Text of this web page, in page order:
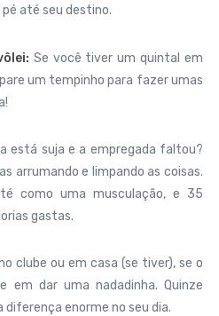
pé até seu destino.
Se você tiver um quintal em
um tempinho para fazer umas
está suja e a empregada faltou?
arrumando e limpando as coisas.
como uma musculação, e 35
gastas.
clube ou em casa (se tiver), se o
em dar uma nadadinha. Quinze
enorme no seu dia.